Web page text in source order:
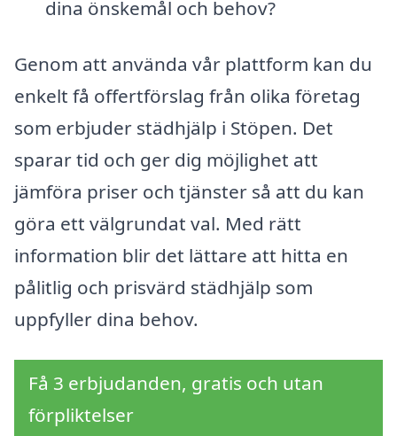
dina önskemål och behov?
Genom att använda vår plattform kan du
enkelt få offertförslag från olika företag
som erbjuder städhjälp i Stöpen. Det
sparar tid och ger dig möjlighet att
jämföra priser och tjänster så att du kan
göra ett välgrundat val. Med rätt
information blir det lättare att hitta en
pålitlig och prisvärd städhjälp som
uppfyller dina behov.
Få 3 erbjudanden, gratis och utan
förpliktelser